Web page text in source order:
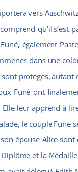
vers
qu’il s’est
également
dans une
protégés, autant
Funé ont
leur apprend à
le couple Fune
épouse Alice
et la